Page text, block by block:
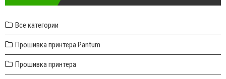
Все категории
Прошивка принтера Pantum
Прошивка принтера